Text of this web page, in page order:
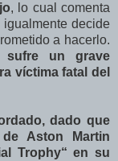
, lo cual comenta
decide
a hacerlo.
sufre un grave
víctima fatal del
dado que
Aston Martin
Trophy“ en su